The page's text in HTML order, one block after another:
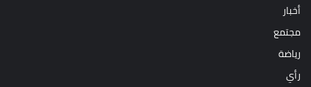
أخبار
مجتمع
رياضة
رأي